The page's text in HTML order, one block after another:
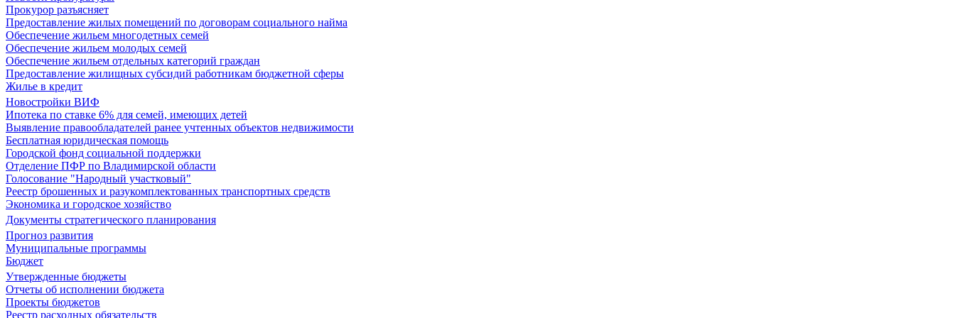
Прокурор разъясняет
Предоставление жилых помещений по договорам социального найма
Обеспечение жильем многодетных семей
Обеспечение жильем молодых семей
Обеспечение жильем отдельных категорий граждан
Предоставление жилищных субсидий работникам бюджетной сферы
Жилье в кредит
Новостройки ВИФ
Ипотека по ставке 6% для семей, имеющих детей
Выявление правообладателей ранее учтенных объектов недвижимости
Бесплатная юридическая помощь
Городской фонд социальной поддержки
Отделение ПФР по Владимирской области
Голосование "Народный участковый"
Реестр брошенных и разукомплектованных транспортных средств
Экономика и городское хозяйство
Документы стратегического планирования
Прогноз развития
Муниципальные программы
Бюджет
Утвержденные бюджеты
Отчеты об исполнении бюджета
Проекты бюджетов
Реестр расходных обязательств